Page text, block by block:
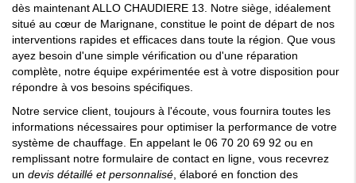
dès maintenant ALLO CHAUDIERE 13. Notre siège, idéalement
situé au cœur de Marignane, constitue le point de départ de nos
interventions rapides et efficaces dans toute la région. Que vous
ayez besoin d'une simple vérification ou d'une réparation
complète, notre équipe expérimentée est à votre disposition pour
répondre à vos besoins spécifiques.
Notre service client, toujours à l'écoute, vous fournira toutes les
informations nécessaires pour optimiser la performance de votre
système de chauffage. En appelant le 06 70 20 69 92 ou en
remplissant notre formulaire de contact en ligne, vous recevrez
un devis détaillé et personnalisé, élaboré en fonction des